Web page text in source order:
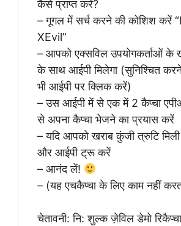
कैसे प्राप्त करें?
– गूगल में सर्च करने की कोशिश करें
XEvil”
– आपको एक्सविल उपयोगकर्ताओं के
के साथ आईपी मिलेगा (सुनिश्चित
भी आईपी पर क्लिक करें)
– उस आईपी में से एक में 2 कैप्चा
से अपना कैप्चा भेजने का प्रयास करें
– यदि आपको खराब कुंजी त्रुटि
और आईपी ट्रू करें
– आनंद लें!
– (यह एचकैप्चा के लिए काम नहीं
चेतावनी: नि: शुल्क ज़ेविल डेमो